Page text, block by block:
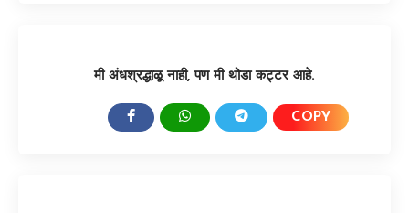
मी अंधश्रद्धाळू नाही, पण मी थोडा कट्टर आहे.
COPY